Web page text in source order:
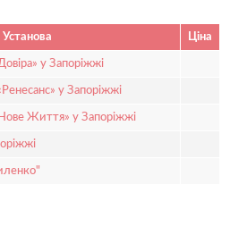
Установа Ціна
у Запоріжжі
у Запоріжжі
Життя» у Запоріжжі